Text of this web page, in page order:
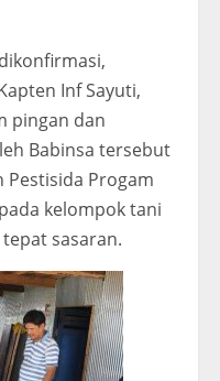
Inf Sayuti,
pingan dan
Babinsa tersebut
Pestisida Progam
kelompok tani
sasaran.